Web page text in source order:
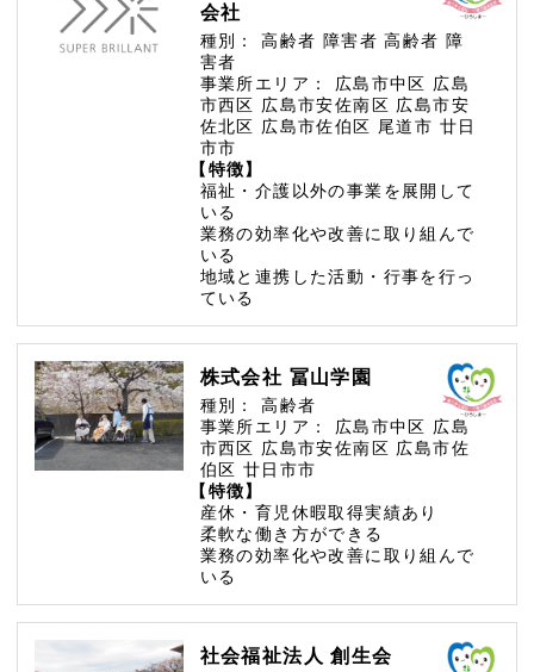
会社
種別： 高齢者 障害者高齢者 障
害者
事業所エリア：
広島市中区 広島
市西区 広島市安佐南区 広島市安
佐北区 広島市佐伯区 尾道市 廿日
市市
【特徴】
福祉・介護以外の事業を展開して
いる
業務の効率化や改善に取り組んで
いる
地域と連携した活動・行事を行っ
ている
株式会社 冨山学園
種別：
高齢者
事業所エリア：
広島市中区 広島
市西区 広島市安佐南区 広島市佐
伯区 廿日市市
【特徴】
産休・育児休暇取得実績あり
柔軟な働き方ができる
業務の効率化や改善に取り組んで
いる
社会福祉法人 創生会